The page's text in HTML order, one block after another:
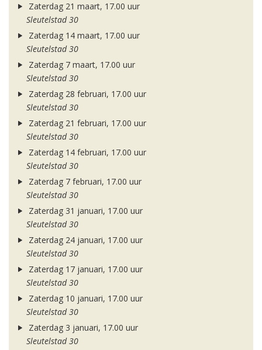
Zaterdag 21 maart, 17.00 uur
Sleutelstad 30
Zaterdag 14 maart, 17.00 uur
Sleutelstad 30
Zaterdag 7 maart, 17.00 uur
Sleutelstad 30
Zaterdag 28 februari, 17.00 uur
Sleutelstad 30
Zaterdag 21 februari, 17.00 uur
Sleutelstad 30
Zaterdag 14 februari, 17.00 uur
Sleutelstad 30
Zaterdag 7 februari, 17.00 uur
Sleutelstad 30
Zaterdag 31 januari, 17.00 uur
Sleutelstad 30
Zaterdag 24 januari, 17.00 uur
Sleutelstad 30
Zaterdag 17 januari, 17.00 uur
Sleutelstad 30
Zaterdag 10 januari, 17.00 uur
Sleutelstad 30
Zaterdag 3 januari, 17.00 uur
Sleutelstad 30